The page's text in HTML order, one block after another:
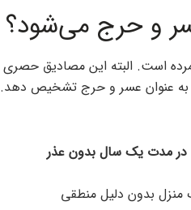
و حرج می‌شود؟
است. البته این مصادیق حصری
به عنوان عسر و حرج تشخیص دهد.
مدت حداقل ۶ ماه متوالی یا ۹ ماه متناوب در مدت یک سال بدون عذر
بدون دلیل منطقی